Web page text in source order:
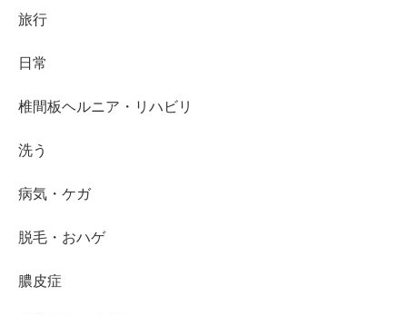
旅行
日常
椎間板ヘルニア・リハビリ
洗う
病気・ケガ
脱毛・おハゲ
膿皮症